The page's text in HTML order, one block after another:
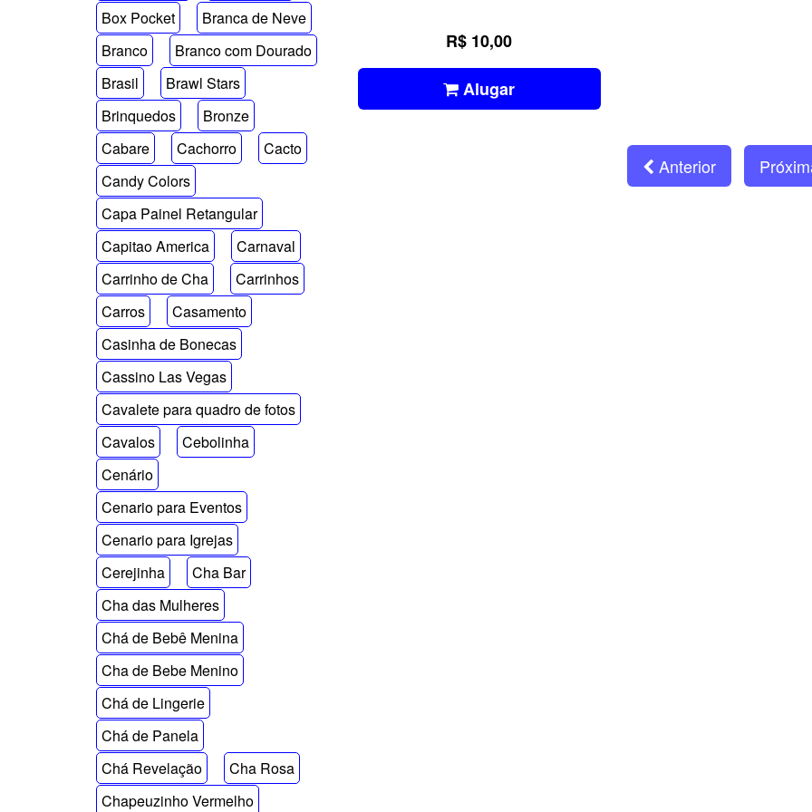
Box Pocket
Branca de Neve
Branco
Branco com Dourado
Brasil
Brawl Stars
Brinquedos
Bronze
Cabare
Cachorro
Cacto
Candy Colors
Capa Painel Retangular
Capitao America
Carnaval
Carrinho de Cha
Carrinhos
Carros
Casamento
Casinha de Bonecas
Cassino Las Vegas
Cavalete para quadro de fotos
Cavalos
Cebolinha
Cenário
Cenario para Eventos
Cenario para Igrejas
Cerejinha
Cha Bar
Cha das Mulheres
Chá de Bebê Menina
Cha de Bebe Menino
Chá de Lingerie
Chá de Panela
Chá Revelação
Cha Rosa
Chapeuzinho Vermelho
R$ 10,00
Alugar
Anterior